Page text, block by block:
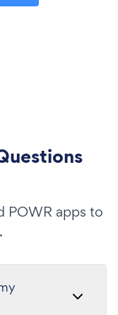
POWR apps to